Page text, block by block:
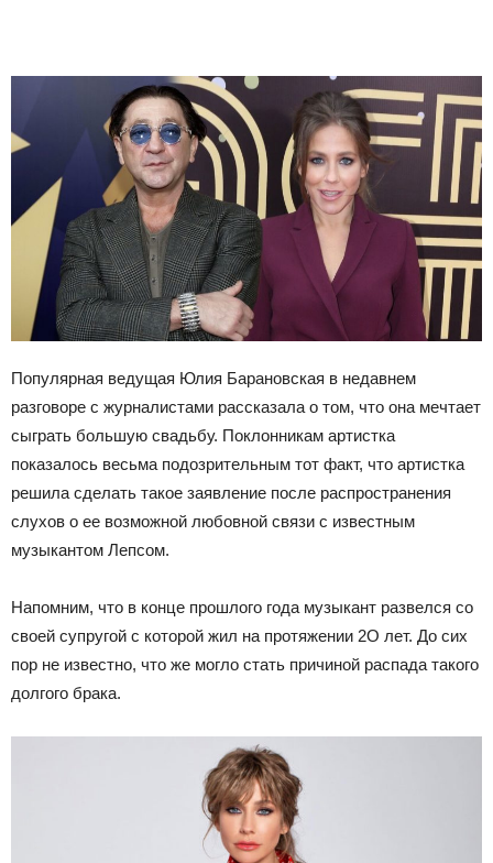
Популярная ведущая Юлия Барановская в недавнем
разговоре с журналистами рассказала о том, что она мечтает
сыграть большую свадьбу. Поклонникам артистка
показалось весьма подозрительным тот факт, что артистка
решила сделать такое заявление после распространения
слухов о ее возможной любовной связи с известным
музыкантом Лепсом.
Напомним, что в конце прошлого года музыкант развелся со
своей супругой с которой жил на протяжении 2О лет. До сих
пор не известно, что же могло стать причиной распада такого
долгого брака.